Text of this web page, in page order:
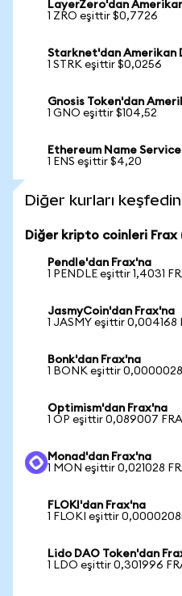
LayerZero'dan
1 ZRO eşittir $0,7726
Starknet'dan Amerikan
1 STRK eşittir $0,0256
Gnosis Token'dan
1 GNO eşittir $104,52
Ethereum Name
1 ENS eşittir $4,20
Diğer kurları keşfedin
Diğer kripto coinleri Frax
Pendle'dan Frax'na
1 PENDLE eşittir 1,4031
JasmyCoin'dan Frax'na
1 JASMY eşittir 0,004168
Bonk'dan Frax'na
1 BONK eşittir
Optimism'dan Frax'na
1 OP eşittir 0,089007
Monad'dan Frax'na
1 MON eşittir 0,021028
FLOKI'dan Frax'na
1 FLOKI eşittir
Lido DAO Token'dan
1 LDO eşittir 0,301996